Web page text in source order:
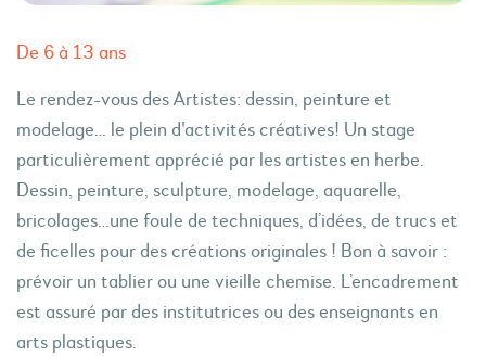
De 6 à 13 ans
Le rendez-vous des Artistes: dessin, peinture et
modelage… le plein d'activités créatives! Un stage
particulièrement apprécié par les artistes en herbe.
Dessin, peinture, sculpture, modelage, aquarelle,
bricolages…une foule de techniques, d’idées, de trucs et
de ficelles pour des créations originales ! Bon à savoir :
prévoir un tablier ou une vieille chemise. L’encadrement
est assuré par des institutrices ou des enseignants en
arts plastiques.